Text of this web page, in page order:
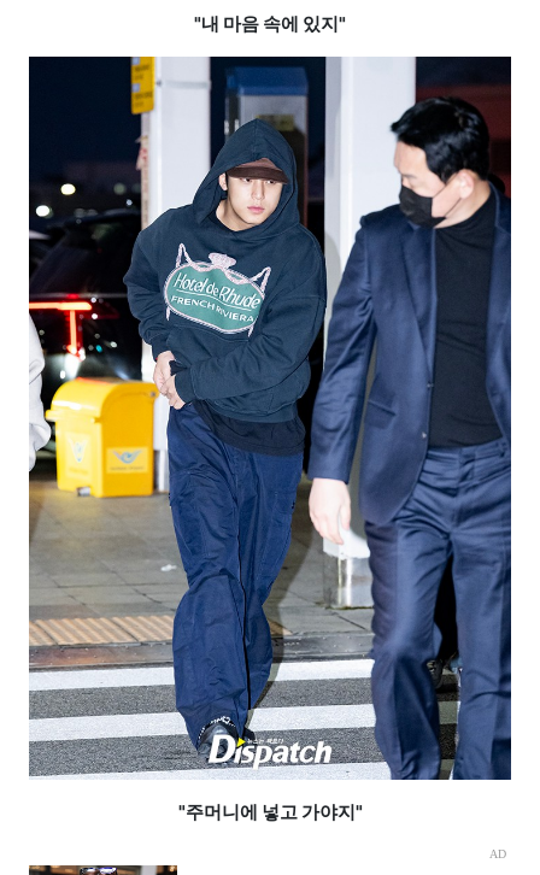
"내 마음 속에 있지"
"주머니에 넣고 가야지"